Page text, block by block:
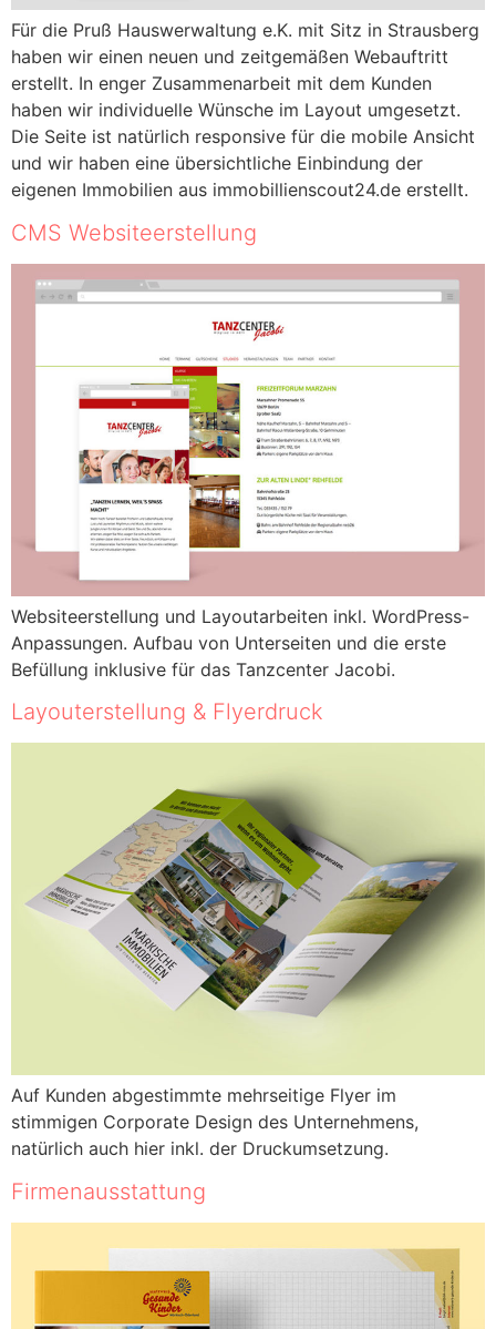
Für die Pruß Hauswerwaltung e.K. mit Sitz in Strausberg
haben wir einen neuen und zeitgemäßen Webauftritt
erstellt. In enger Zusammenarbeit mit dem Kunden
haben wir individuelle Wünsche im Layout umgesetzt.
Die Seite ist natürlich responsive für die mobile Ansicht
und wir haben eine übersichtliche Einbindung der
eigenen Immobilien aus immobillienscout24.de erstellt.
CMS Websiteerstellung
Websiteerstellung und Layoutarbeiten inkl. WordPress-
Anpassungen. Aufbau von Unterseiten und die erste
Befüllung inklusive für das Tanzcenter Jacobi.
Layouterstellung & Flyerdruck
Auf Kunden abgestimmte mehrseitige Flyer im
stimmigen Corporate Design des Unternehmens,
natürlich auch hier inkl. der Druckumsetzung.
Firmenausstattung